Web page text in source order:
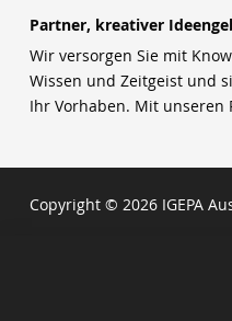
Partner, kreativer
Wir versorgen Sie mit
Wissen und Zeitgeist und
Ihr Vorhaben. Mit
Copyright © 2026 IGEPA